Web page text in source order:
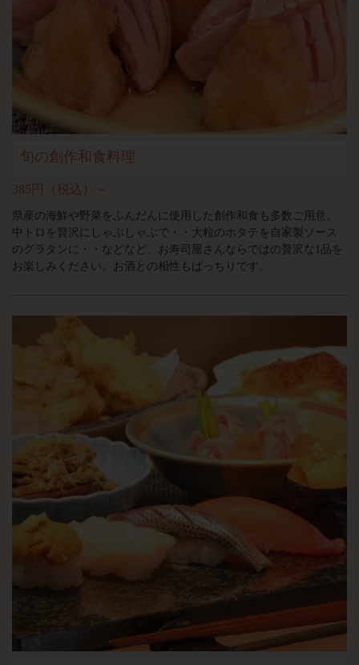
旬の創作和食料理
385円（税込）～
県産の海鮮や野菜をふんだんに使用した創作和食も多数ご用意。
中トロを贅沢にしゃぶしゃぶで・・大粒のホタテを自家製ソース
のグラタンに・・などなど。お寿司屋さんならではの贅沢な1品を
お楽しみください。お酒との相性もばっちりです。